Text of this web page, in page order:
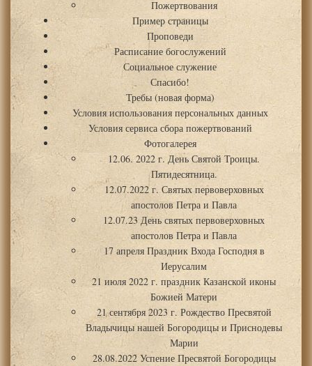
Пожертвования
Пример страницы
Проповеди
Расписание богослужений
Социальное служение
Спасибо!
Требы (новая форма)
Условия использования персональных данных
Условия сервиса сбора пожертвований
Фотогалерея
12.06. 2022 г. День Святой Троицы.
Пятидесятница.
12.07.2022 г. Святых первоверховных
апостолов Петра и Павла
12.07.23 День святых первоверховных
апостолов Петра и Павла
17 апреля Праздник Входа Господня в
Иерусалим
21 июля 2022 г. праздник Казанской иконы
Божией Матери
21 сентября 2023 г. Рождество Пресвятой
Владычицы нашей Богородицы и Приснодевы
Марии
28.08.2022 Успение Пресвятой Богородицы